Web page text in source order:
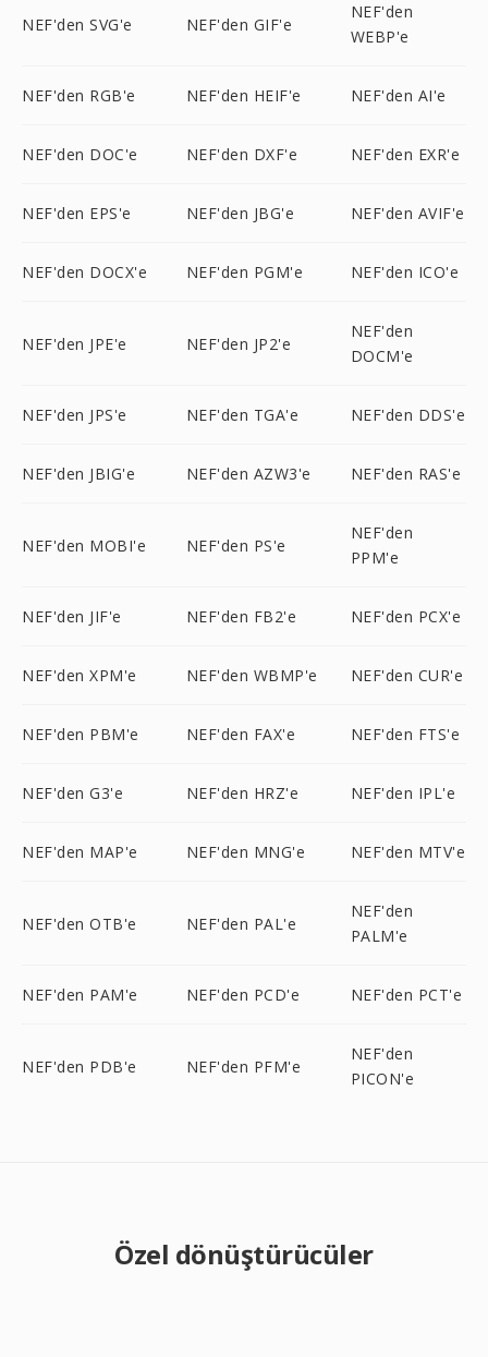
NEF'den SVG'e NEF'den GIF'e
NEF'den
WEBP'e
NEF'den RGB'e NEF'den HEIF'e NEF'den AI'e
NEF'den DOC'e NEF'den DXF'e NEF'den EXR'e
NEF'den EPS'e NEF'den JBG'e NEF'den AVIF'e
NEF'den DOCX'e NEF'den PGM'e NEF'den ICO'e
NEF'den JPE'e NEF'den JP2'e
NEF'den
DOCM'e
NEF'den JPS'e NEF'den TGA'e NEF'den DDS'e
NEF'den JBIG'e NEF'den AZW3'e NEF'den RAS'e
NEF'den MOBI'e NEF'den PS'e
NEF'den
PPM'e
NEF'den JIF'e NEF'den FB2'e NEF'den PCX'e
NEF'den XPM'e NEF'den WBMP'e NEF'den CUR'e
NEF'den PBM'e NEF'den FAX'e NEF'den FTS'e
NEF'den G3'e NEF'den HRZ'e NEF'den IPL'e
NEF'den MAP'e NEF'den MNG'e NEF'den MTV'e
NEF'den OTB'e NEF'den PAL'e
NEF'den
PALM'e
NEF'den PAM'e NEF'den PCD'e NEF'den PCT'e
NEF'den PDB'e NEF'den PFM'e
NEF'den
PICON'e
Özel dönüştürücüler